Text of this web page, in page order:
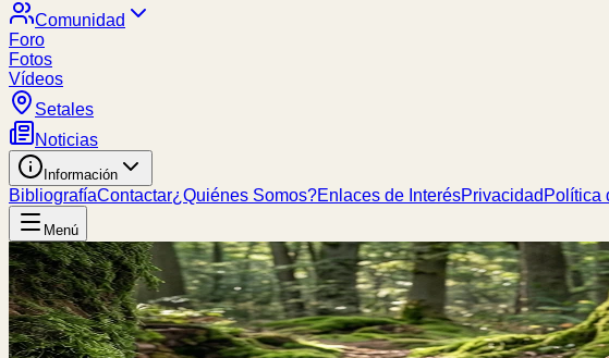
Comunidad
Foro
Fotos
Vídeos
Setales
Noticias
Información
BibliografíaContactar¿Quiénes Somos?Enlaces de InterésPrivacidad Política
Menú